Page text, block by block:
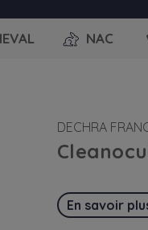
NAC
DECHRA
En savoir